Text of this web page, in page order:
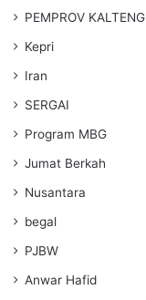
PEMPROV KALTENG
Kepri
Iran
SERGAI
Program MBG
Jumat Berkah
Nusantara
begal
PJBW
Anwar Hafid